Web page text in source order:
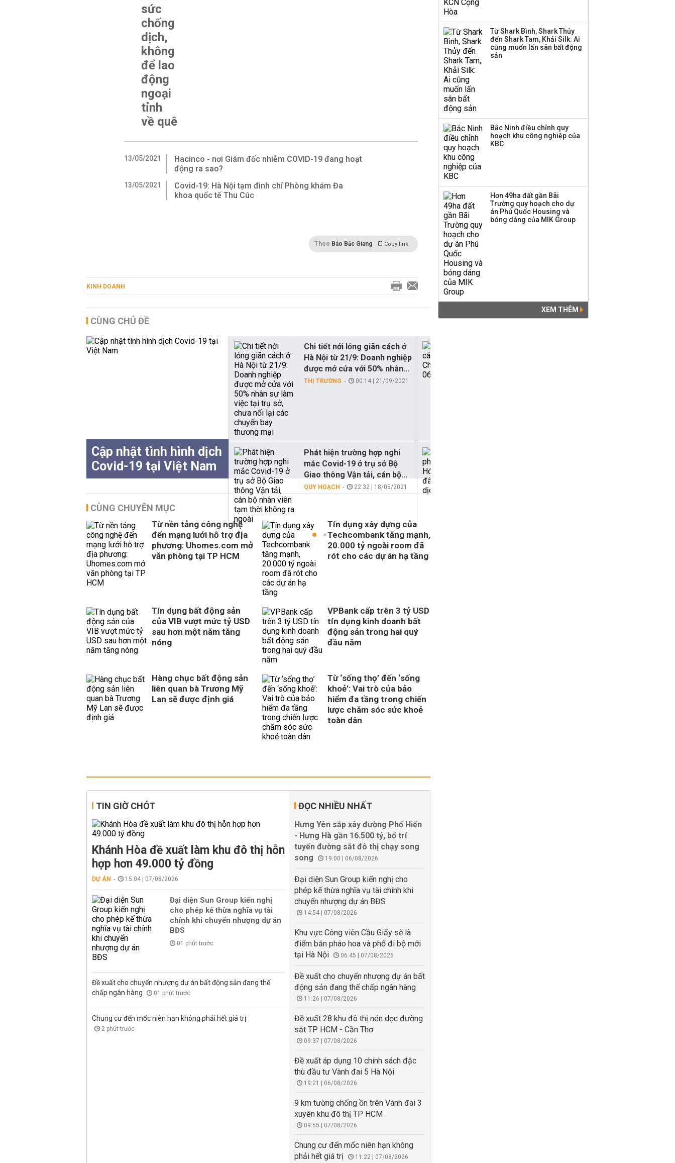
sức
chống
dịch,
không
để lao
động
ngoại
tỉnh
về quê
13/05/2021
Hacinco - nơi Giám đốc nhiễm COVID-19 đang hoạt
động ra sao?
13/05/2021
Covid-19: Hà Nội tạm đình chỉ Phòng khám Đa
khoa quốc tế Thu Cúc
Theo Báo Bắc Giang Copy link
KINH DOANH
CÙNG CHỦ ĐỀ
Cập nhật tình hình dịch
Covid-19 tại Việt Nam
Chi tiết nới lỏng giãn cách ở
Hà Nội từ 21/9: Doanh nghiệp
được mở cửa với 50% nhân...
THỊ TRƯỜNG 00:14 | 21/09/2021
Phát hiện trường hợp nghi
mắc Covid-19 ở trụ sở Bộ
Giao thông Vận tải, cán bộ...
QUY HOẠCH 22:32 | 18/05/2021
CÙNG CHUYÊN MỤC
Từ nền tảng công nghệ
đến mạng lưới hỗ trợ địa
phương: Uhomes.com mở
văn phòng tại TP HCM
Tín dụng xây dựng của
Techcombank tăng mạnh,
20.000 tỷ ngoài room đã
rót cho các dự án hạ tầng
Tín dụng bất động sản
của VIB vượt mức tỷ USD
sau hơn một năm tăng
nóng
VPBank cấp trên 3 tỷ USD
tín dụng kinh doanh bất
động sản trong hai quý
đầu năm
Hàng chục bất động sản
liên quan bà Trương Mỹ
Lan sẽ được định giá
Từ ‘sống thọ’ đến ‘sống
khoẻ’: Vai trò của bảo
hiểm đa tầng trong chiến
lược chăm sóc sức khoẻ
toàn dân
TIN GIỜ CHÓT
Khánh Hòa đề xuất làm khu đô thị hỗn
hợp hơn 49.000 tỷ đồng
DỰ ÁN 15:04 | 07/08/2026
Đại diện Sun Group kiến nghị
cho phép kế thừa nghĩa vụ tài
chính khi chuyển nhượng dự án
BĐS
01 phút trước
Đề xuất cho chuyển nhượng dự án bất động sản đang thế
chấp ngân hàng
01 phút trước
Chung cư đến mốc niên hạn không phải hết giá trị
2 phút trước
ĐỌC NHIỀU NHẤT
Hưng Yên sắp xây đường Phố Hiến
- Hưng Hà gần 16.500 tỷ, bố trí
tuyến đường sắt đô thị chạy song
song
19:00 | 06/08/2026
Đại diện Sun Group kiến nghị cho
phép kế thừa nghĩa vụ tài chính khi
chuyển nhượng dự án BĐS
14:54 | 07/08/2026
Khu vực Công viên Cầu Giấy sẽ là
điểm bắn pháo hoa và phố đi bộ mới
tại Hà Nội
06:45 | 07/08/2026
Đề xuất cho chuyển nhượng dự án bất
động sản đang thế chấp ngân hàng
11:26 | 07/08/2026
Đề xuất 28 khu đô thị nén dọc đường
sắt TP HCM - Cần Thơ
09:37 | 07/08/2026
Đề xuất áp dụng 10 chính sách đặc
thù đầu tư Vành đai 5 Hà Nội
19:21 | 06/08/2026
9 km tường chống ồn trên Vành đai 3
xuyên khu đô thị TP HCM
09:55 | 07/08/2026
Chung cư đến mốc niên hạn không
phải hết giá trị
11:22 | 07/08/2026
Việt Nam muốn phát
triển quỹ hưu trí: Từ tiết
kiệm gia đình thành
Từ Shark Bình, Shark Thủy
đến Shark Tam, Khải Silk: Ai
cũng muốn lấn sân bất động
sản
Bắc Ninh điều chỉnh quy
hoạch khu công nghiệp của
KBC
Hơn 49ha đất gần Bãi
Trường quy hoạch cho dự
án Phú Quốc Housing và
bóng dáng của MIK Group
XEM THÊM